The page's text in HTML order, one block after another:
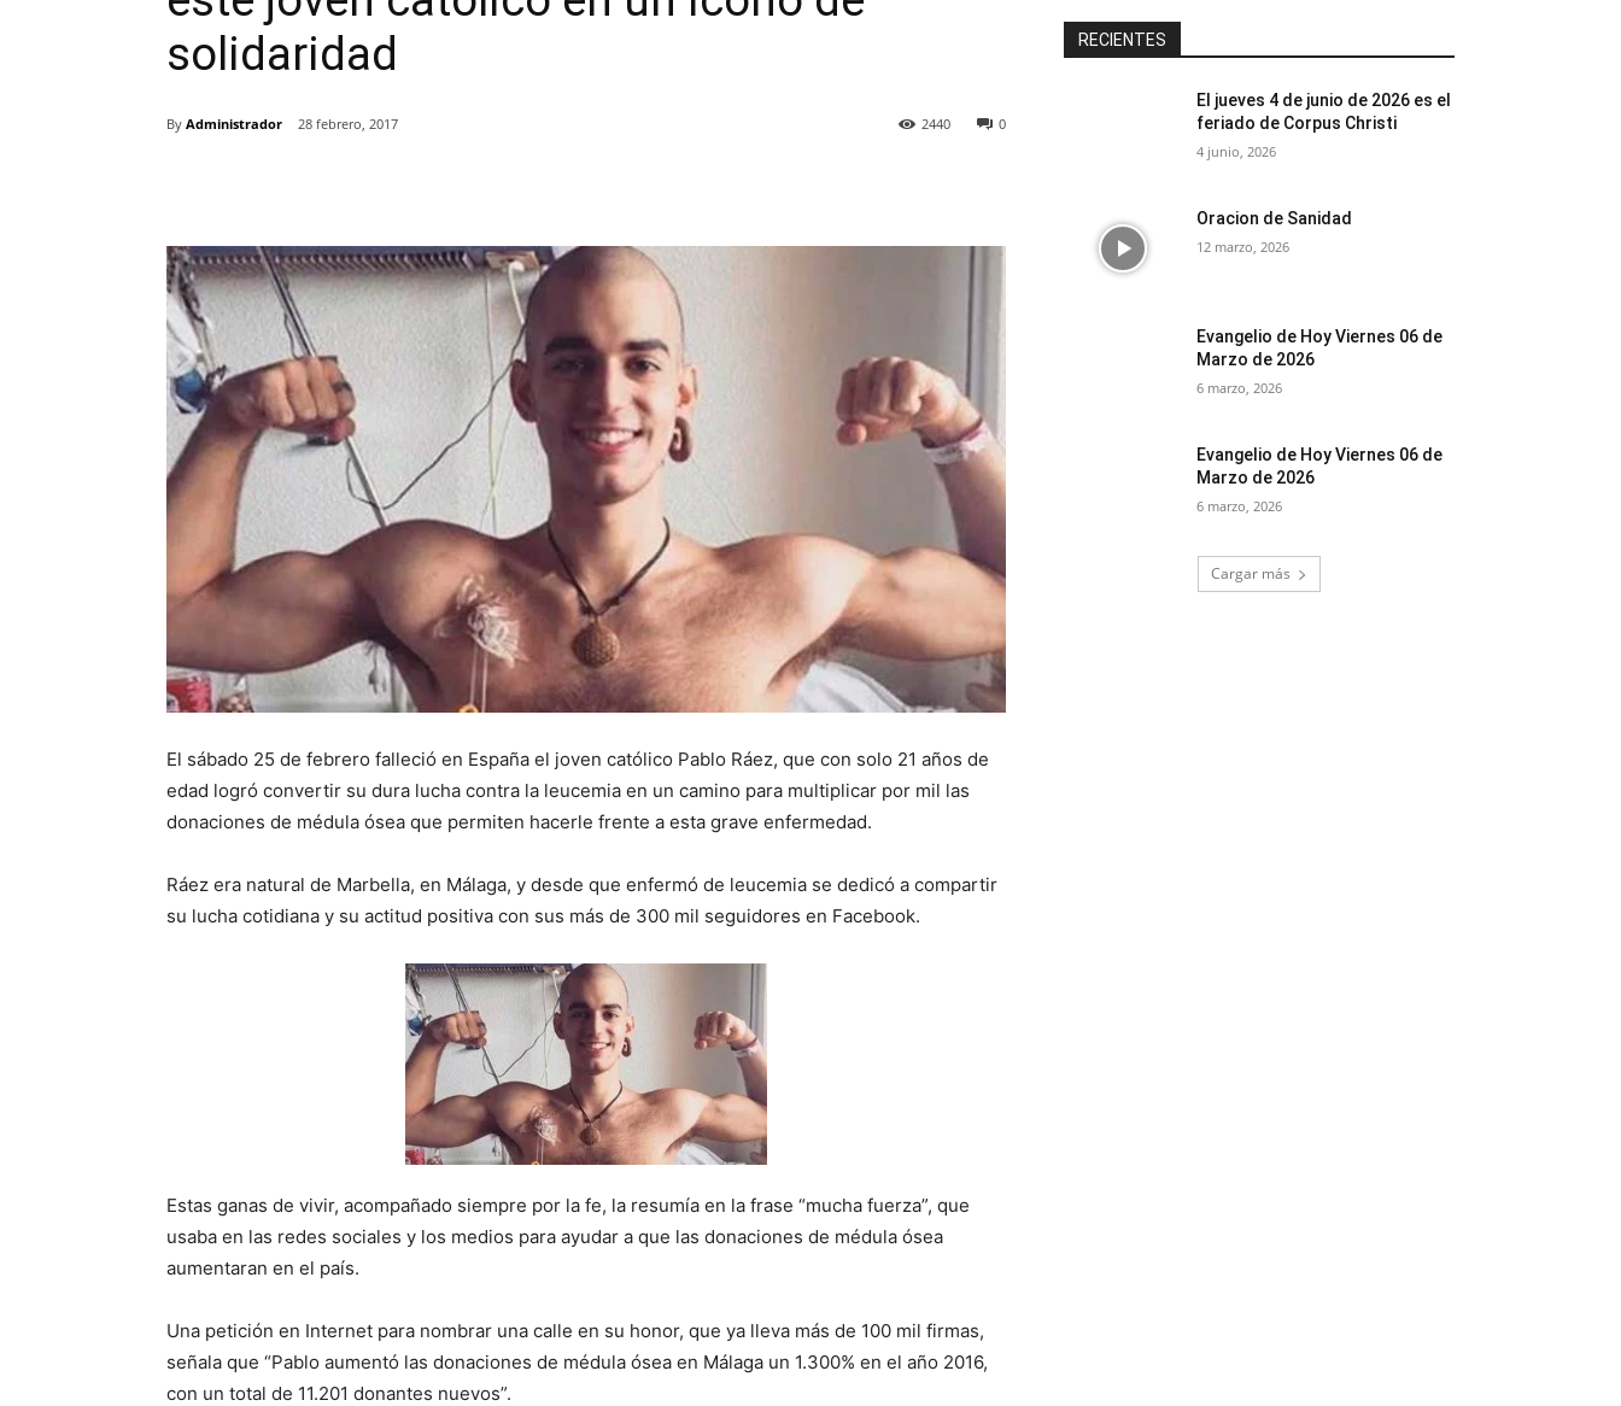
solidaridad
By Administrador 28 febrero, 2017 0
2440
El sábado 25 de febrero falleció en España el joven católico Pablo Ráez, que con solo 21 años de
edad logró convertir su dura lucha contra la leucemia en un camino para multiplicar por mil las
donaciones de médula ósea que permiten hacerle frente a esta grave enfermedad.
Ráez era natural de Marbella, en Málaga, y desde que enfermó de leucemia se dedicó a compartir
su lucha cotidiana y su actitud positiva con sus más de 300 mil seguidores en Facebook.
Estas ganas de vivir, acompañado siempre por la fe, la resumía en la frase “mucha fuerza”, que
usaba en las redes sociales y los medios para ayudar a que las donaciones de médula ósea
aumentaran en el país.
Una petición en Internet para nombrar una calle en su honor, que ya lleva más de 100 mil firmas,
señala que “Pablo aumentó las donaciones de médula ósea en Málaga un 1.300% en el año 2016,
con un total de 11.201 donantes nuevos”.
RECIENTES
El jueves 4 de junio de 2026 es el
feriado de Corpus Christi
4 junio, 2026
Oracion de Sanidad
12 marzo, 2026
Evangelio de Hoy Viernes 06 de
Marzo de 2026
6 marzo, 2026
Evangelio de Hoy Viernes 06 de
Marzo de 2026
6 marzo, 2026
Cargar más